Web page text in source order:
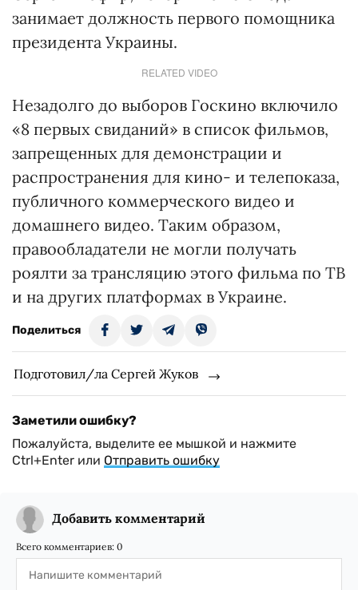
занимает должность первого помощника
президента Украины.
RELATED VIDEO
Незадолго до выборов Госкино включило
«8 первых свиданий» в список фильмов,
запрещенных для демонстрации и
распространения для кино- и телепоказа,
публичного коммерческого видео и
домашнего видео. Таким образом,
правообладатели не могли получать
роялти за трансляцию этого фильма по ТВ
и на других платформах в Украине.
Поделиться
Подготовил/ла Сергей Жуков
Заметили ошибку?
Пожалуйста, выделите ее мышкой и нажмите
Ctrl+Enter или Отправить ошибку
Добавить комментарий
Всего комментариев: 0